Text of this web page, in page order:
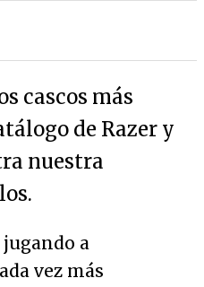
cascos más
de Razer y
nuestra
a
vez más